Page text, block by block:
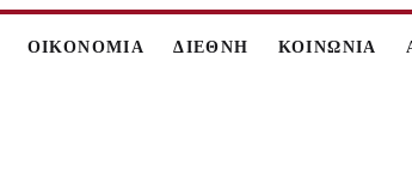
ΟΙΚΟΝΟΜΙΑ ΔΙΕΘΝΗ ΚΟΙΝΩΝΙΑ